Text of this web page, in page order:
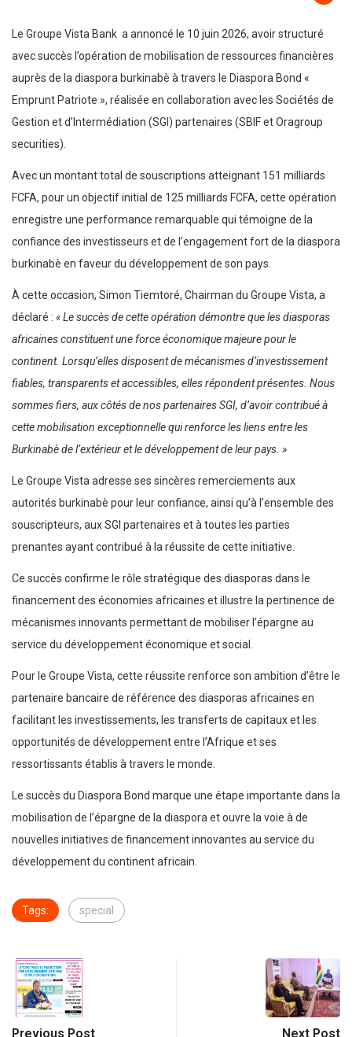
Le Groupe Vista Bank a annoncé le 10 juin 2026, avoir structuré
avec succès l’opération de mobilisation de ressources financières
auprès de la diaspora burkinabè à travers le Diaspora Bond «
Emprunt Patriote », réalisée en collaboration avec les Sociétés de
Gestion et d’Intermédiation (SGI) partenaires (SBIF et Oragroup
securities).
Avec un montant total de souscriptions atteignant 151 milliards
FCFA, pour un objectif initial de 125 milliards FCFA, cette opération
enregistre une performance remarquable qui témoigne de la
confiance des investisseurs et de l’engagement fort de la diaspora
burkinabè en faveur du développement de son pays.
À cette occasion, Simon Tiemtoré, Chairman du Groupe Vista, a
déclaré : « Le succès de cette opération démontre que les diasporas
africaines constituent une force économique majeure pour le
continent. Lorsqu’elles disposent de mécanismes d’investissement
fiables, transparents et accessibles, elles répondent présentes. Nous
sommes fiers, aux côtés de nos partenaires SGI, d’avoir contribué à
cette mobilisation exceptionnelle qui renforce les liens entre les
Burkinabè de l’extérieur et le développement de leur pays. »
Le Groupe Vista adresse ses sincères remerciements aux
autorités burkinabè pour leur confiance, ainsi qu’à l’ensemble des
souscripteurs, aux SGI partenaires et à toutes les parties
prenantes ayant contribué à la réussite de cette initiative.
Ce succès confirme le rôle stratégique des diasporas dans le
financement des économies africaines et illustre la pertinence de
mécanismes innovants permettant de mobiliser l’épargne au
service du développement économique et social.
Pour le Groupe Vista, cette réussite renforce son ambition d’être le
partenaire bancaire de référence des diasporas africaines en
facilitant les investissements, les transferts de capitaux et les
opportunités de développement entre l’Afrique et ses
ressortissants établis à travers le monde.
Le succès du Diaspora Bond marque une étape importante dans la
mobilisation de l’épargne de la diaspora et ouvre la voie à de
nouvelles initiatives de financement innovantes au service du
développement du continent africain.
Tags: special
Previous Post Next Post